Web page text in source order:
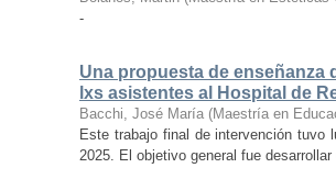
-
Una propuesta de enseñanza
lxs asistentes al Hospital de
Bacchi, José María (Maestría en
Este trabajo final de intervención tuvo
2025. El objetivo general fue